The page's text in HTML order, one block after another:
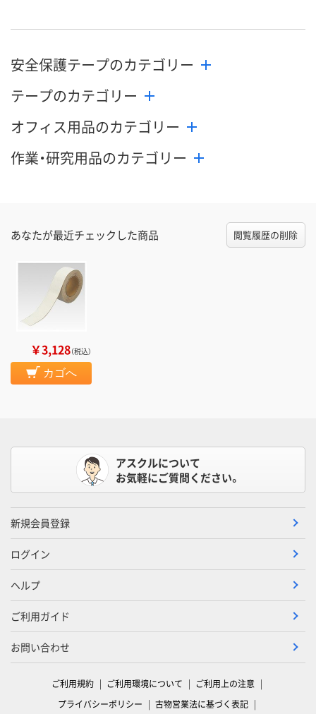
安全保護テープのカテゴリー
テープのカテゴリー
オフィス用品のカテゴリー
作業・研究用品のカテゴリー
あなたが最近チェックした商品 閲覧履歴の削除
￥3,128（税込）
カゴへ
アスクルについて
お気軽にご質問ください。
新規会員登録
ログイン
ヘルプ
ご利用ガイド
お問い合わせ
ご利用規約 ご利用環境について
ご利用上の注意
プライバシーポリシー
古物営業法に基づく表記